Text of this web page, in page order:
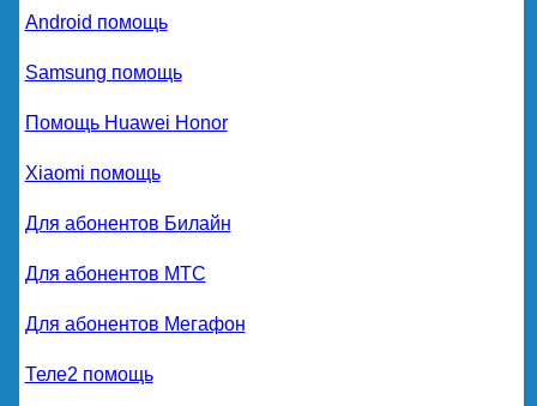
Android помощь
Samsung помощь
Помощь Huawei Honor
Xiaomi помощь
Для абонентов Билайн
Для абонентов МТС
Для абонентов Мегафон
Теле2 помощь